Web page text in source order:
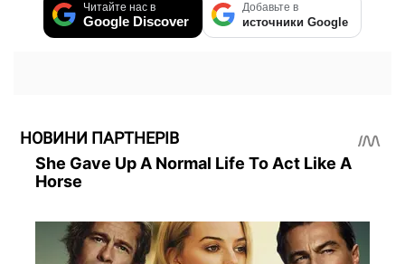
Читайте нас в
Google Discover
Добавьте в
источники Google
НОВИНИ ПАРТНЕРІВ
She Gave Up A Normal Life To Act Like A
Horse